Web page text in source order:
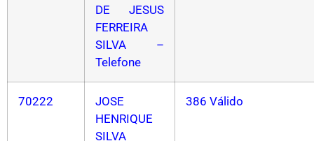
DE JESUS
FERREIRA
SILVA –
Telefone
70222
JOSE
HENRIQUE
SILVA
386 Válido